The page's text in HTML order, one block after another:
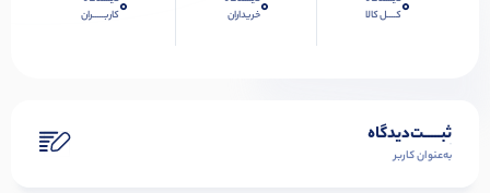
0کــــل کالا
0خریداران
0کاربـــــران
ثبـــــت‌دیدگاه
به‌عنوان کاربر